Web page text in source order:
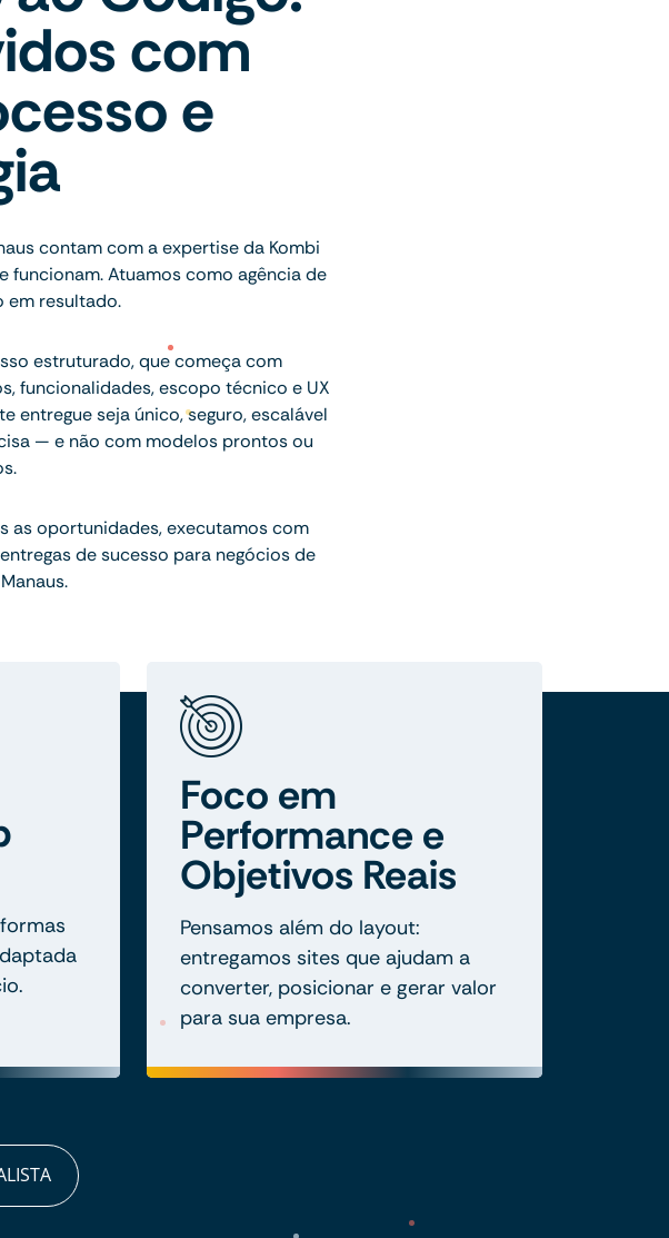
com
e
contam com a expertise da Kombi
funcionam. Atuamos como agência de
em resultado.
estruturado, que começa com
funcionalidades, escopo técnico e UX
entregue seja único, seguro, escalável
— e não com modelos prontos ou
as oportunidades, executamos com
de sucesso para negócios de
Foco em
Performance e
Objetivos Reais
Pensamos além do layout:
entregamos sites que ajudam a
converter, posicionar e gerar valor
para sua empresa.